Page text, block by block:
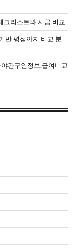
크리스트와 시급 비교
반 평점까지 비교 분
간구인정보,급여비교